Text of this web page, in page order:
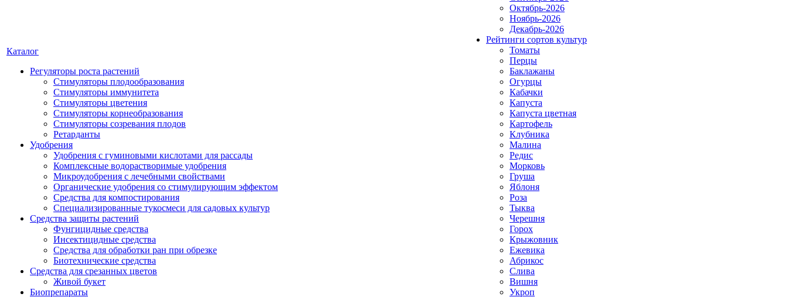
Каталог
Регуляторы роста растений
Стимуляторы плодообразования
Стимуляторы иммунитета
Стимуляторы цветения
Стимуляторы корнеобразования
Стимуляторы созревания плодов
Ретарданты
Удобрения
Удобрения с гуминовыми кислотами для рассады
Комплексные водорастворимые удобрения
Микроудобрения с лечебными свойствами
Органические удобрения со стимулирующим эффектом
Средства для компостирования
Специализированные тукосмеси для садовых культур
Средства защиты растений
Фунгицидные средства
Инсектицидные средства
Средства для обработки ран при обрезке
Биотехнические средства
Средства для срезанных цветов
Живой букет
Биопрепараты
Октябрь-2026
Ноябрь-2026
Декабрь-2026
Рейтинги сортов культур
Томаты
Перцы
Баклажаны
Огурцы
Кабачки
Капуста
Капуста цветная
Картофель
Клубника
Малина
Редис
Морковь
Груша
Яблоня
Роза
Тыква
Черешня
Горох
Крыжовник
Ежевика
Абрикос
Слива
Вишня
Укроп